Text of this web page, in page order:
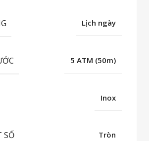
Lịch ngày
5 ATM (50m)
Inox
SỐ Tròn